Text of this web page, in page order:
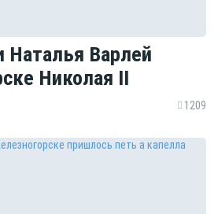
Наталья Варлей
Николая II
1209